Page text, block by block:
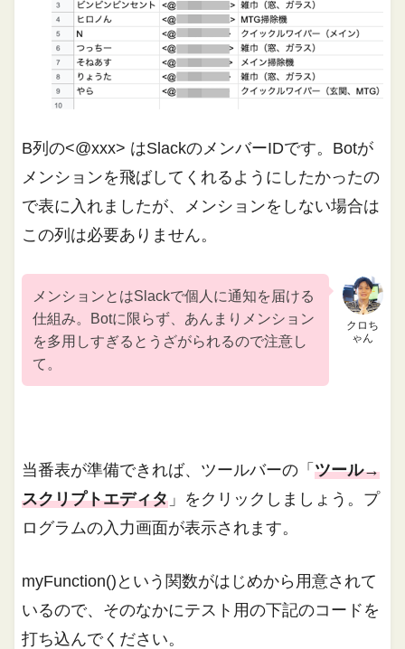
B列の<@xxx> はSlackのメンバーIDです。Botが
メンションを飛ばしてくれるようにしたかったの
で表に入れましたが、メンションをしない場合は
この列は必要ありません。
クロち
ゃん
メンションとはSlackで個人に通知を届ける
仕組み。Botに限らず、あんまりメンション
を多用しすぎるとうざがられるので注意し
て。
当番表が準備できれば、ツールバーの「ツール→
スクリプトエディタ 」をクリックしましょう。プ
ログラムの入力画面が表示されます。
myFunction()という関数がはじめから用意されて
いるので、そのなかにテスト用の下記のコードを
打ち込んでください。